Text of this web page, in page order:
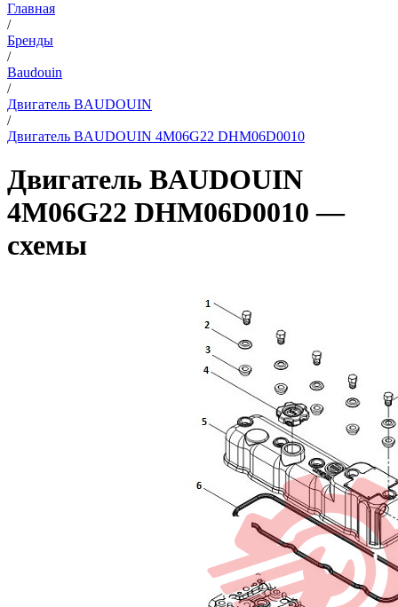
Главная
/
Бренды
/
Baudouin
/
Двигатель BAUDOUIN
/
Двигатель BAUDOUIN 4M06G22 DHM06D0010
Двигатель BAUDOUIN
4M06G22 DHM06D0010 —
схемы